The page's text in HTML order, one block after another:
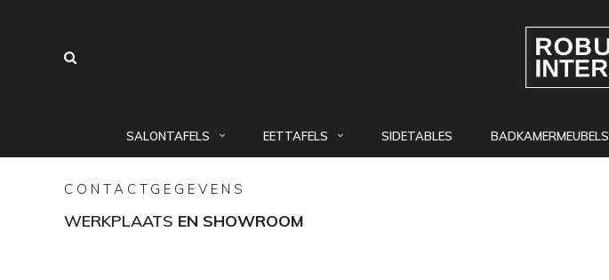
SALONTAFELS EETTAFELS SIDETABLES BADKAMERMEUBELS
CONTACTGEGEVENS
WERKPLAATS EN SHOWROOM